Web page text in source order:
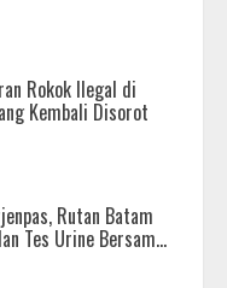
Rokok Ilegal di
Kembali Disorot
Rutan Batam
Tes Urine Bersama